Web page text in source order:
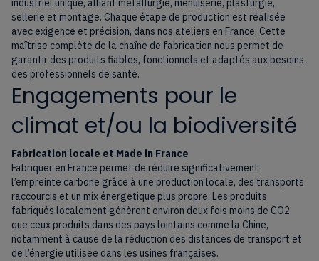
industriel unique, alliant métallurgie, menuiserie, plasturgie,
sellerie et montage. Chaque étape de production est réalisée
avec exigence et précision, dans nos ateliers en France. Cette
maîtrise complète de la chaîne de fabrication nous permet de
garantir des produits fiables, fonctionnels et adaptés aux besoins
des professionnels de santé.
Engagements pour le
climat et/ou la biodiversité
Fabrication locale et Made in France
Fabriquer en France permet de réduire significativement
l’empreinte carbone grâce à une production locale, des transports
raccourcis et un mix énergétique plus propre. Les produits
fabriqués localement génèrent environ deux fois moins de CO2
que ceux produits dans des pays lointains comme la Chine,
notamment à cause de la réduction des distances de transport et
de l’énergie utilisée dans les usines françaises.